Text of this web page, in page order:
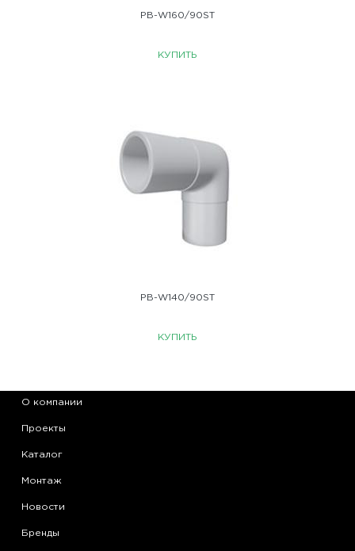
PB-W160/90ST
КУПИТЬ
PB-W140/90ST
КУПИТЬ
О компании
Проекты
Каталог
Монтаж
Новости
Бренды